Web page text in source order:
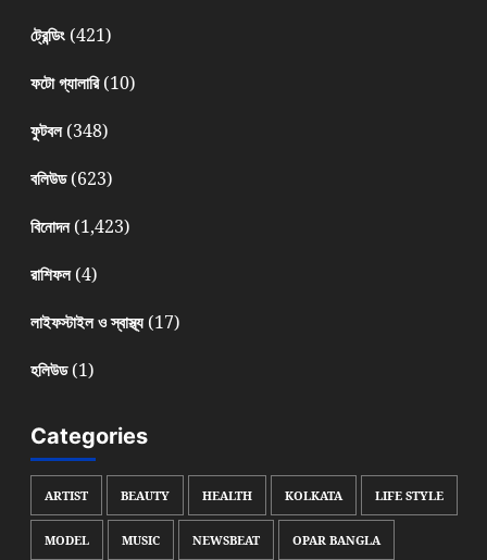
ট্রেন্ডিং(421)
ফটো গ্যালারি(10)
ফুটবল(348)
বলিউড(623)
বিনোদন(1,423)
রাশিফল(4)
লাইফস্টাইল ও স্বাস্থ্য(17)
হলিউড(1)
Categories
ARTIST BEAUTY HEALTH KOLKATA LIFE STYLE
MODEL MUSIC NEWSBEAT OPAR BANGLA